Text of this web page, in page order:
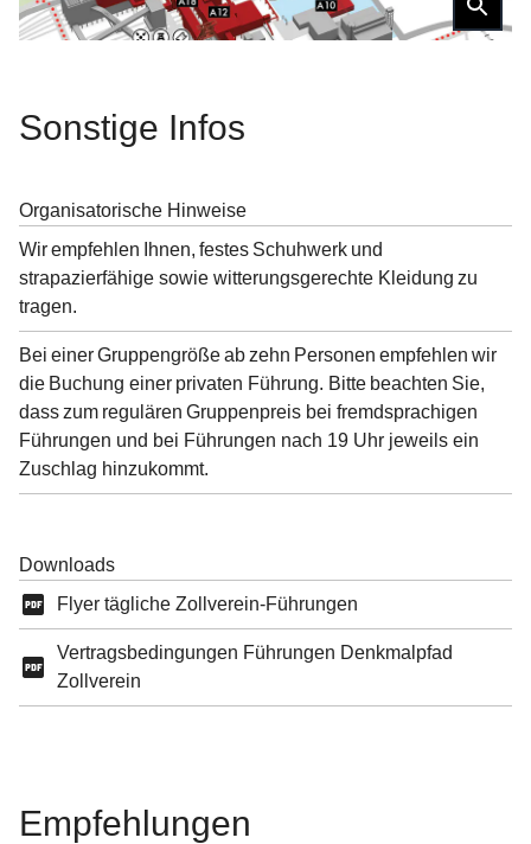
Sonstige Infos
Organisatorische Hinweise
Wir empfehlen Ihnen, festes Schuhwerk und
strapazierfähige sowie witterungsgerechte Kleidung zu
tragen.
Bei einer Gruppengröße ab zehn Personen empfehlen wir
die Buchung einer privaten Führung. Bitte beachten Sie,
dass zum regulären Gruppenpreis bei fremdsprachigen
Führungen und bei Führungen nach 19 Uhr jeweils ein
Zuschlag hinzukommt.
Downloads
Flyer tägliche Zollverein-Führungen
Vertragsbedingungen Führungen Denkmalpfad
Zollverein
Empfehl­ungen